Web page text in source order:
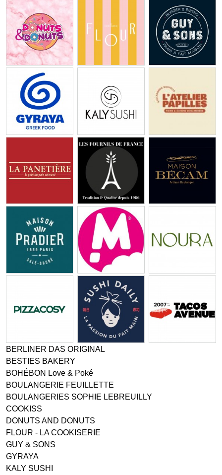
BERLINER DAS ORIGINAL
BESTIES BAKERY
BOHÉBON Love & Poké
BOULANGERIE FEUILLETTE
BOULANGERIES SOPHIE LEBREUILLY
COOKISS
DONUTS AND DONUTS
FLOUR - LA COOKISERIE
GUY & SONS
GYRAYA
KALY SUSHI